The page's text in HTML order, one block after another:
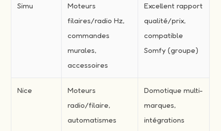
Simu
Moteurs
filaires/radio Hz,
commandes
murales,
accessoires
Excellent rapport
qualité/prix,
compatible
Somfy (groupe)
Nice
Moteurs
radio/filaire,
automatismes
Domotique multi-
marques,
intégrations